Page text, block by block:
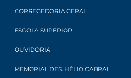
CORREGEDORIA GERAL
ESCOLA SUPERIOR
OUVIDORIA
MEMORIAL DES. HÉLIO CABRAL